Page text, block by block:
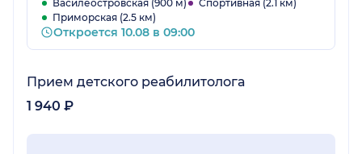
Василеостровская (900 м)
Спортивная (2.1 км)
Приморская (2.5 км)
Откроется 10.08 в 09:00
Прием детского реабилитолога
1 940 ₽